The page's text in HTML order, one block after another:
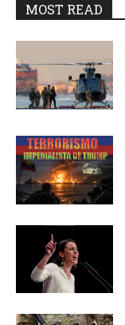
MOST READ